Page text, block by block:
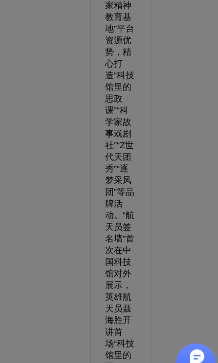
家精神
教育基
地”平台
资源优
势，精
心打
造“科技
馆里的
思政
课”“科
学家故
事戏剧
社”“Z世
代天团
秀”“逐
梦采风
团”等品
牌活
动。“航
天员签
名墙”首
次在中
国科技
馆对外
展示，
英雄航
天员聂
海胜开
讲首
场“科技
馆里的